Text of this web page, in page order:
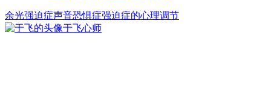
余光强迫症声音恐惧症强迫症的心理调节
于飞心师